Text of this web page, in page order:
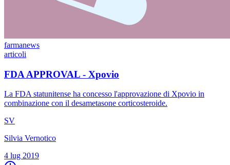
farmanews
articoli
FDA APPROVAL - Xpovio
La FDA statunitense ha concesso l'approvazione di Xpovio in
combinazione con il desametasone corticosteroide.
SV
Silvia Vernotico
4 lug 2019